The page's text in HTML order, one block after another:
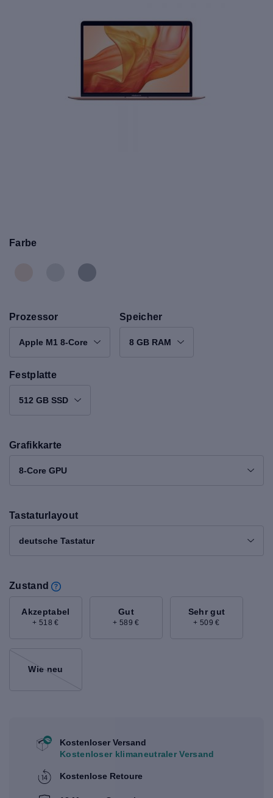
Farbe
Prozessor
Apple M1 8-Core
Speicher
8 GB RAM
Festplatte
512 GB SSD
Grafikkarte
8-Core GPU
Tastaturlayout
deutsche Tastatur
Zustand
Akzeptabel
+ 518 €
Gut
+ 589 €
Sehr gut
+ 509 €
Wie neu
Kostenloser Versand
Kostenloser klimaneutraler Versand
Kostenlose Retoure